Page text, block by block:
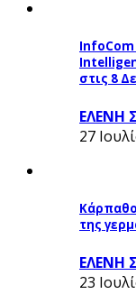
InfoCom
στις 8
ΕΛΕΝΗ
27
της
ΕΛΕΝΗ
23